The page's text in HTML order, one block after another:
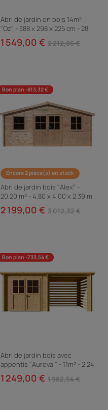
Abri de jardin en bois 14m²
"Oz" - 388 x 298 x 225 cm - 28
mm
1 549,00 € 2 212,86 €
Bon plan -813,32 €
Encore 2 pièce(s) en stock
Abri de jardin bois "Alex" -
20.20 m² - 4.80 x 4.00 x 2.39 m
- 28 mm
2 199,00 € 3 012,32 €
Bon plan -733,54 €
Abri de jardin bois avec
appentis "Aureval" - 11m² - 2.24
x 5.01 x 2.07 m - 28 mm
1 249,00 € 1 982,54 €